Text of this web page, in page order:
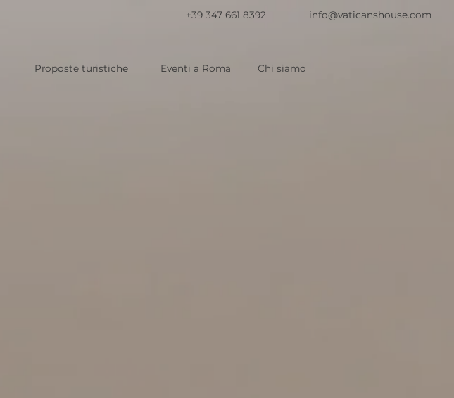
+39 347 661 8392 info@vaticanshouse.com
Proposte turistiche Chi siamo
Eventi a Roma